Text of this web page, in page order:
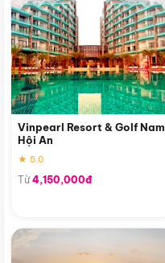
Vinpearl Resort & Golf Nam
Hội An
★ 5.0
Từ4,150,000đ